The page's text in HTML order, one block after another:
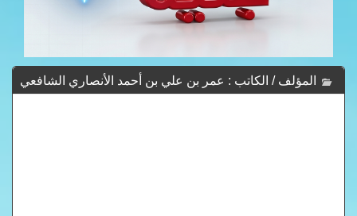
المؤلف / الكاتب : عمر بن علي بن أحمد الأنصاري الشافعي